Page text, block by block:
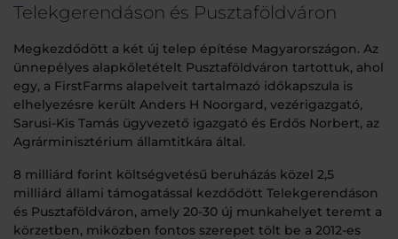
Telekgerendáson és Pusztaföldváron
Megkezdődött a két új telep építése Magyarországon. Az
ünnepélyes alapkőletételt Pusztaföldváron tartottuk, ahol
egy, a FirstFarms alapelveit tartalmazó időkapszula is
elhelyezésre került Anders H Noorgard, vezérigazgató,
Sarusi-Kis Tamás ügyvezető igazgató és Erdős Norbert, az
Agrárminisztérium államtitkára által.
8 milliárd forint költségvetésű beruházás közel 2,5
milliárd állami támogatással kezdődött Telekgerendáson
és Pusztaföldváron, amely 20-30 új munkahelyet teremt a
körzetben, miközben fontos szerepet tölt be a 2012-es